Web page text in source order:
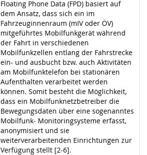
Floating Phone Data (FPD) basiert auf
dem Ansatz, dass sich ein im
Fahrzeuginnenraum (mIV oder ÖV)
mitgeführtes Mobilfunkgerät während
der Fahrt in verschiedenen
Mobilfunkzellen entlang der Fahrstrecke
ein- und ausbucht bzw. auch Aktivitäten
am Mobilfunktelefon bei stationären
Aufenthalten verarbeitet werden
können. Somit besteht die Möglichkeit,
dass ein Mobilfunknetzbetreiber die
Bewegungsdaten über eine sogenanntes
Mobilfunk- Monitoringsysteme erfasst,
anonymisiert und sie
weiterverarbeitenden Einrichtungen zur
Verfügung stellt [2-6].